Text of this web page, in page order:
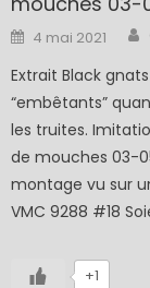
Posted
on
4 mai 2021
Extrait Black
“embêtants”
les truites.
de mouches 03-
montage vu sur
VMC 9288 #18
+1